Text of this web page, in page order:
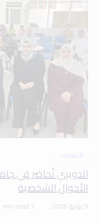
الفعاليات
الدويري تُحاضر في
الأحوال الشخصية
9 يونيو 2026 1 min read